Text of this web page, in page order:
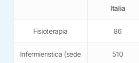
Italia
Fisioterapia 86
Infermieristica (sede
510